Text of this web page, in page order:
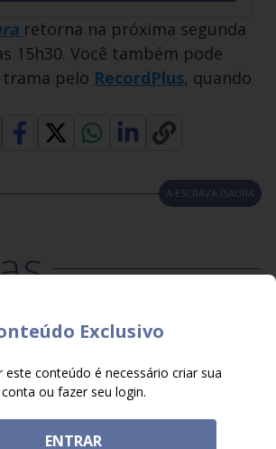
retorna na próxima segunda
15h30. Você também pode
pelo RecordPlus, quando
A ESCRAVA ISAURA
Exclusivo
este conteúdo é necessário criar sua
conta ou fazer seu login.
ENTRAR